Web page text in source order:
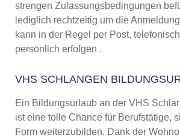
strengen Zulassungsbedingungen
lediglich rechtzeitig um die
kann in der Regel per Post,
persönlich erfolgen .
VHS SCHLANGEN
Ein Bildungsurlaub an der VHS
ist eine tolle Chance für Berufstätige,
Form weiterzubilden. Dank der